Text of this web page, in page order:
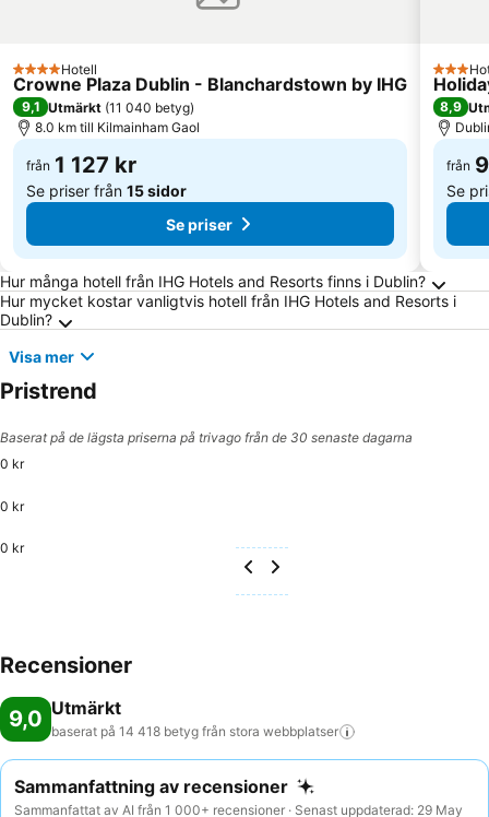
4 Stjärnor
Hotell
Crowne Plaza Dublin - Blanchardstown by IHG
9,1 Utmärkt (11 040 betyg)
8.0 km till Kilmainham Gaol
från 1 127 kr
Se priser från 15 sidor
Se priser
3
8,9
från
Se
Vanliga frågor om Dublin
Hur många hotell från IHG Hotels and Resorts finns i Dublin?
Hur mycket kostar vanligtvis hotell från IHG Hotels and Resorts i
Dublin?
Visa mer
Pristrend
Baserat på de lägsta priserna på trivago från de 30 senaste dagarna
0 kr
0 kr
0 kr
Recensioner
9,0 Utmärkt
baserat på 14 418 betyg från stora webbplatser
Sammanfattning av recensioner
Sammanfattat av AI från 1 000+ recensioner · Senast uppdaterad: 29 May